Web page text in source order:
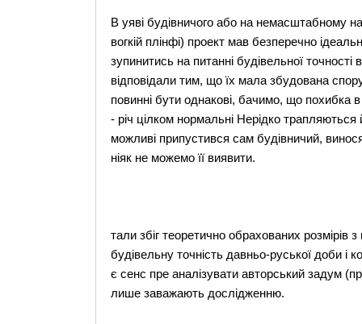
В уяві будівничого або на немасштабному
вогкій плінфі) проект мав безперечно
зупинитись на питанні будівельної
відповідали тим, що їх мала збудована
повинні бути однакові, бачимо, що похибка
- річ цілком нормальні Нерідко
можливі припустився сам будівничий,
ніяк не можемо її виявити.
тали збіг теоретично обрахованих
будівельну точність давньо-руської доби і
є сенс пре аналізувати авторський задум
лише заважають дослідженню.